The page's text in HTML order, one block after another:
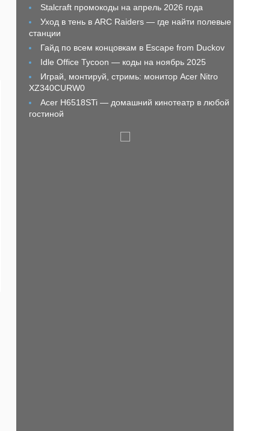
Stalcraft промокоды на апрель 2026 года
Уход в тень в ARC Raiders — где найти полевые
станции
Гайд по всем концовкам в Escape from Duckov
Idle Office Tycoon — коды на ноябрь 2025
Играй, монтируй, стримь: монитор Acer Nitro
XZ340CURW0
Acer H6518STi — домашний кинотеатр в любой
гостиной